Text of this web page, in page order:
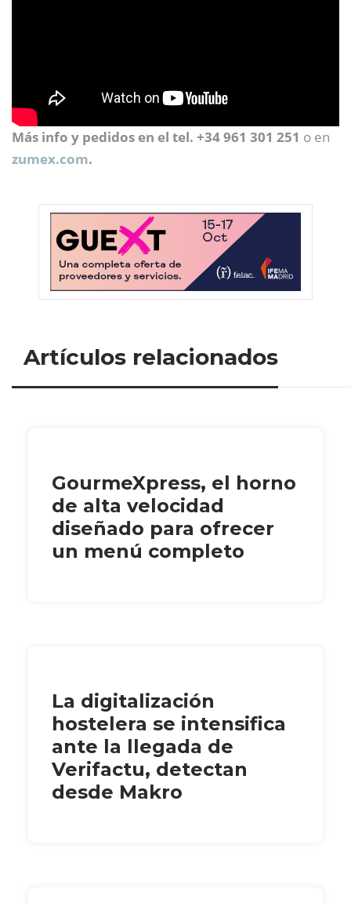
Más info y pedidos en el tel. +34 961 301 251 o en
zumex.com.
Artículos relacionados
GourmeXpress, el horno
de alta velocidad
diseñado para ofrecer
un menú completo
La digitalización
hostelera se intensifica
ante la llegada de
Verifactu, detectan
desde Makro